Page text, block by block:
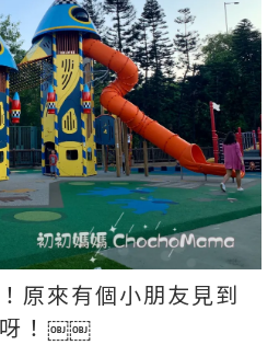
原來有個小朋友見到
呀！￼￼